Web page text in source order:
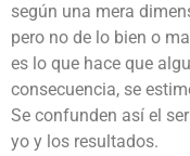
según una mera
pero no de lo bien o
es lo que hace que
consecuencia, se
Se confunden así el
yo y los resultados.